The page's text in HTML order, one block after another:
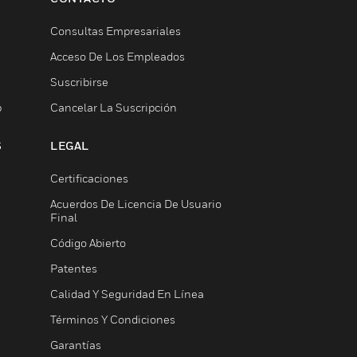
Consultas Empresariales
Acceso De Los Empleados
Suscribirse
Cancelar La Suscripción
LEGAL
Certificaciones
Acuerdos De Licencia De Usuario
Final
Código Abierto
Patentes
Calidad Y Seguridad En Línea
Términos Y Condiciones
Garantías